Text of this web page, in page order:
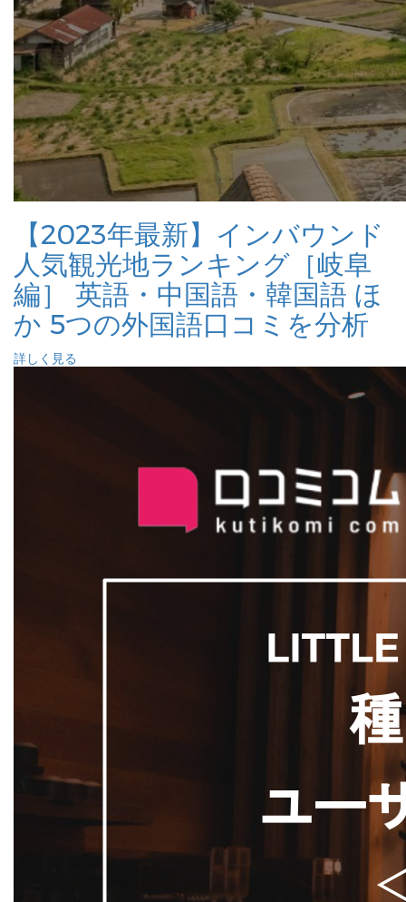
【2023年最新】インバウンド
人気観光地ランキング［岐阜
編］ 英語・中国語・韓国語 ほ
か 5つの外国語口コミを分析
詳しく見る